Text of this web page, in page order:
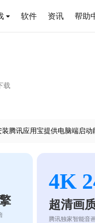
软件 资讯 帮助
载
腾讯应用宝提供电脑端启
4K
超清画
腾讯独家智能音